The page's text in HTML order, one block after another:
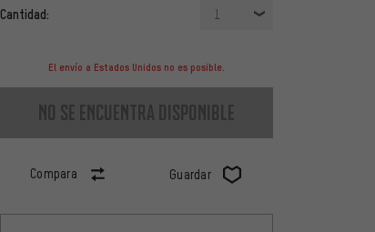
Cantidad: 1
El envío a Estados Unidos no es posible.
no se encuentra disponible
Compara Guardar